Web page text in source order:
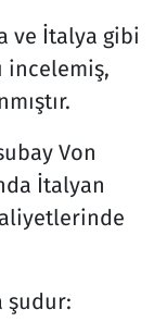
ve İtalya gibi
incelemiş,
Von
İtalyan
şudur: